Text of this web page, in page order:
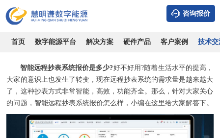
咨询报价
首页 数字能源平台 解决方案 硬件产品 客户案例 技术交
智能远程抄表系统报价是多少？好不好用?
时间：2026-08-09 浏览：6230 作者：admin
智能远程抄表系统报价是多少?好不好用?随着生活水平的提高，
大家的意识上也发生了转变，现在远程抄表系统的需求量是越来越大
了，这种抄表方式非常智能，高效，功能齐全。那么，针对大家关心
的问题，智能远程抄表系统报价怎么样，小编在这里给大家解答下。